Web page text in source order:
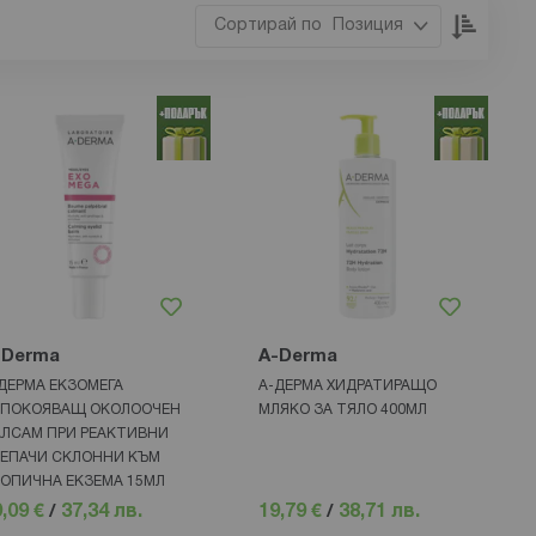
Позиция
ЕКЗОМЕГА
ОКОЛООЧЕН
ПРИ РЕАКТИВНИ
СКЛОННИ КЪМ
ЕКЗЕМА 15МЛ
€/ 37,34 лв.
A-Derma
А-ДЕРМА ХИДРАТИРАЩО
МЛЯКО ЗА ТЯЛО 400МЛ
19,79 €/ 38,71 лв.